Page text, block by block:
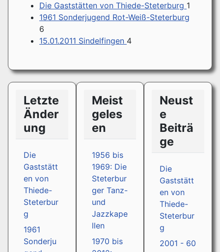
Die Gaststätten von Thiede-Steterburg 1
1961 Sonderjugend Rot-Weiß-Steterburg
6
15.01.2011 Sindelfingen 4
Letzte
Änder
ung
Die
Gaststätt
en von
Thiede-
Steterbur
g
1961
Sonderju
Meist
geles
en
1956 bis
1969: Die
Steterbur
ger Tanz-
und
Jazzkape
llen
1970 bis
Neust
e
Beiträ
ge
Die
Gaststätt
en von
Thiede-
Steterbur
g
2001 - 60